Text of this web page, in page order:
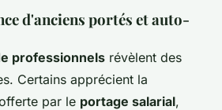
d'anciens portés et auto-
professionnels révèlent des
Certains apprécient la
par le portage salarial,